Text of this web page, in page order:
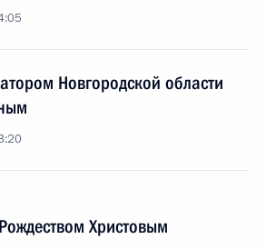
Новгородской области
Христовым